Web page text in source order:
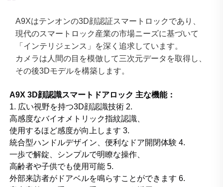
A9Xはテンオンの3D顔認証スマートロックであり、
現代のスマートロック産業の市場ニーズに基づいて
「インテリジェンス」を深く追求しています。
カメラは人間の目を模倣して三次元データを取得し、
その後3Dモデルを構築します。
A9X 3D顔認識スマートドアロック 主な機能：
1. 広い視野を持つ3D顔認識技術 2.
高感度なバイオメトリック指紋認識、
使用するほど感度が向上します 3.
統合型ハンドルデザイン、便利なドア開閉体験 4.
一歩で解錠、シンプルで明瞭な操作、
高齢者や子供でも使用可能 5.
外部来訪者がドアベルを鳴らすことができます 6.